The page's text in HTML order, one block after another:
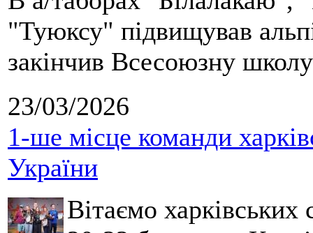
"Туюксу" підвищував
закінчив Всесоюзну
23/03/2026
1-ше місце команди
України
Вітаємо